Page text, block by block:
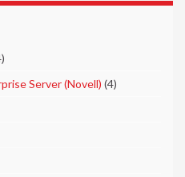
Server (Novell) (4)